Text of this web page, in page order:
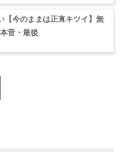
【今のままは正直キツイ】無
音・最後